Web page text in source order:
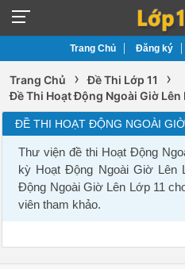
Trang Chủ Đăng ký
Trang Chủ › Đề Thi Lớp 11 ›
Đề Thi Hoạt Động Ngoài Giờ Lên
ĐỀ THI HOẠT ĐỘNG NGOÀI
Thư viện đề thi Hoạt Động
kỳ Hoạt Động Ngoài Giờ Lên
Động Ngoài Giờ Lên Lớp 11
viên tham khảo.